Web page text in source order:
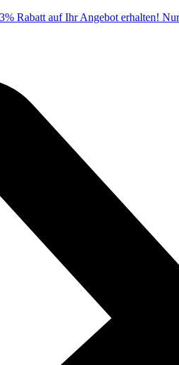
Rabatt auf Ihr Angebot erhalten!